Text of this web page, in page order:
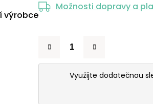
Možnosti dopravy a
Využijte dodatečnou
výrobce